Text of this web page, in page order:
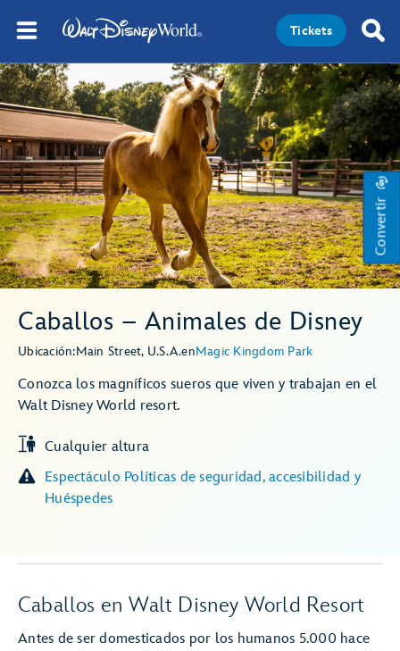
Tickets
Convertir
Caballos – Animales de Disney
Ubicación:Main Street, U.S.A.enMagic Kingdom Park
Conozca los magníficos sueros que viven y trabajan en el
Walt Disney World resort.
Cualquier altura
Espectáculo Políticas de seguridad, accesibilidad y
Huéspedes
Caballos en Walt Disney World Resort
Antes de ser domesticados por los humanos 5.000 hace